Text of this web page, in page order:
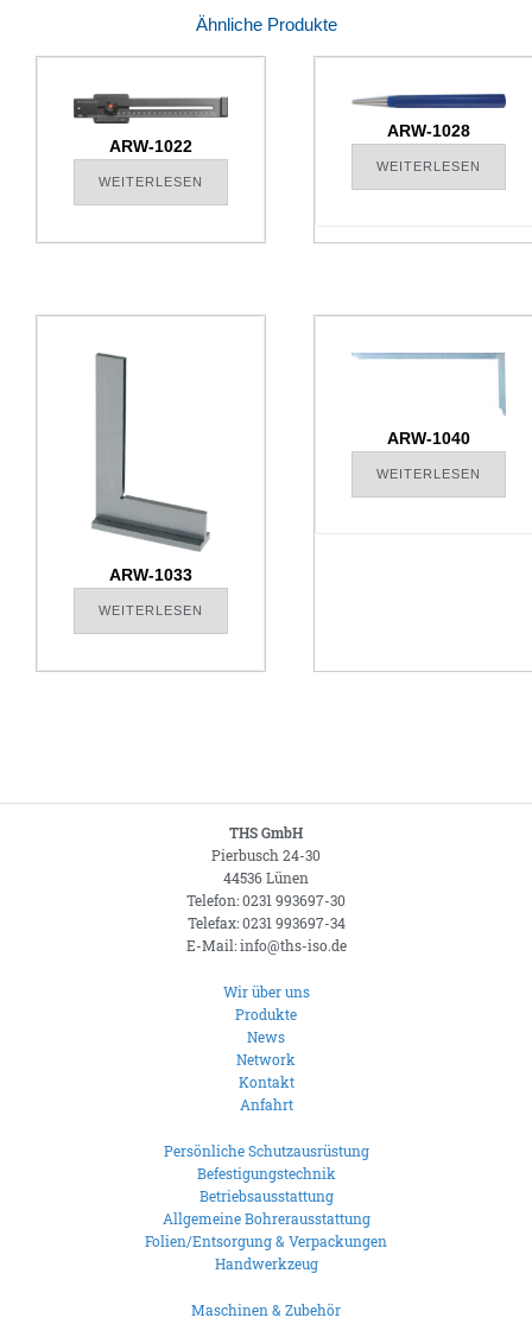
Ähnliche Produkte
ARW-1022
WEITERLESEN
ARW-1028
WEITERLESEN
ARW-1033
WEITERLESEN
ARW-1040
WEITERLESEN
THS GmbH
Pierbusch 24-30
44536 Lünen
Telefon: 0231 993697-30
Telefax: 0231 993697-34
E-Mail: info@ths-iso.de
Wir über uns
Produkte
News
Network
Kontakt
Anfahrt
Persönliche Schutzausrüstung
Befestigungstechnik
Betriebsausstattung
Allgemeine Bohrerausstattung
Folien/Entsorgung & Verpackungen
Handwerkzeug
Maschinen & Zubehör